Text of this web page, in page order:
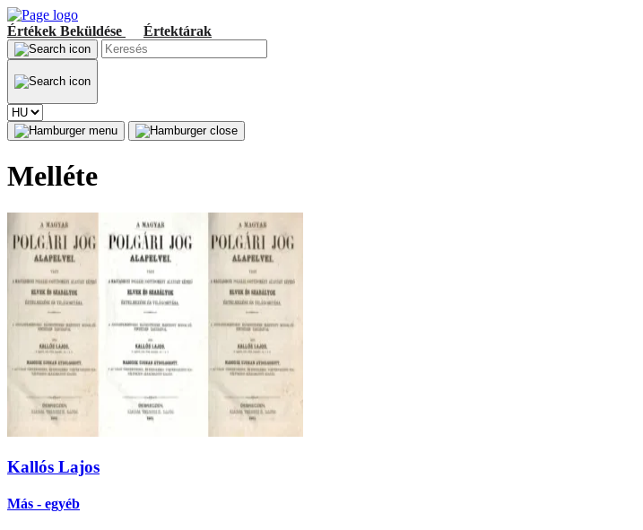
Értékek Beküldése Értektárak
Melléte
Kallós Lajos
Más - egyéb